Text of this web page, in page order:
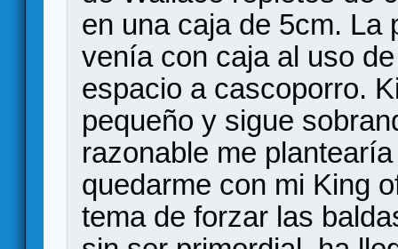
en una caja de 5cm. La
venía con caja al uso
espacio a cascoporro.
pequeño y sigue
razonable me
quedarme con mi King
tema de forzar las